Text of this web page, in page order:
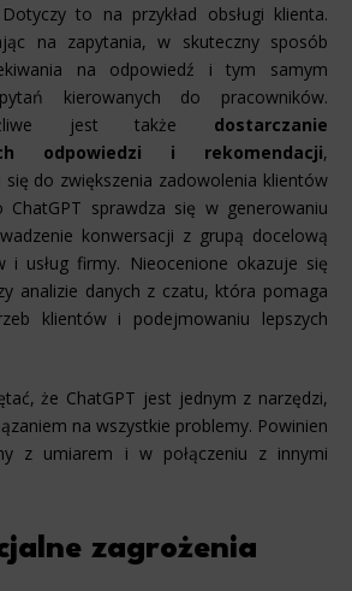
to na przykład obsługi klienta.
na zapytania, w skuteczny sposób
na odpowiedź i tym samym
kierowanych do pracowników.
jest także dostarczanie
odpowiedzi i rekomendacji,
się do zwiększenia zadowolenia klientów
ChatGPT sprawdza się w generowaniu
konwersacji z grupą docelową
i usług firmy. Nieocenione okazuje się
analizie danych z czatu, która pomaga
klientów i podejmowaniu lepszych
że ChatGPT jest jednym z narzędzi,
na wszystkie problemy. Powinien
z umiarem i w połączeniu z innymi
zagrożenia